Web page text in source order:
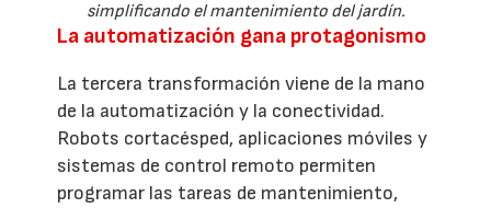
simplificando el mantenimiento del jardín.
La automatización gana protagonismo
La tercera transformación viene de la mano
de la automatización y la conectividad.
Robots cortacésped, aplicaciones móviles y
sistemas de control remoto permiten
programar las tareas de mantenimiento,